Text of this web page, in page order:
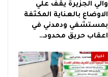
والي الجزيرة يقف علي
الاوضاع بالعناية المكثفة
بمستشفي ودمدني في
اعقاب حريق محدود…
اخبار